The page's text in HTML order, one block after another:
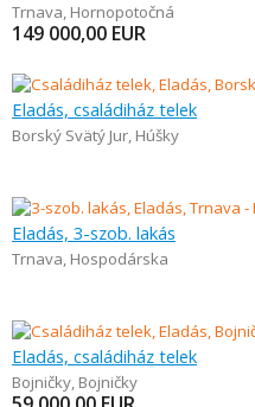
Trnava, Hornopotočná
149 000,00 EUR
Eladás, családiház telek
Borský Svätý Jur, Húšky
Eladás, 3-szob. lakás
Trnava, Hospodárska
Eladás, családiház telek
Bojničky, Bojničky